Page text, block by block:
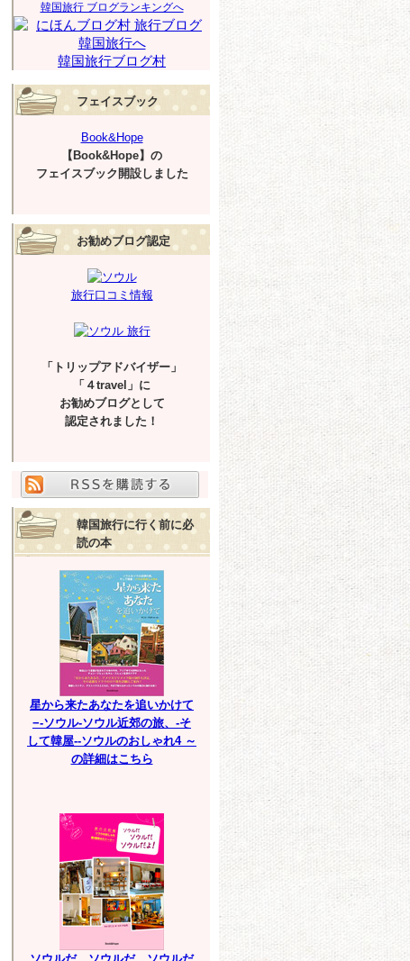
韓国旅行 ブログランキングへ
韓国旅行ブログ村
フェイスブック
Book&Hope
【Book&Hope】の
フェイスブック開設しました
お勧めブログ認定
旅行口コミ情報
「トリップアドバイザー」
「４travel」に
お勧めブログとして
認定されました！
韓国旅行に行く前に必
読の本
星から来たあなたを追いかけて
−-ソウル-ソウル近郊の旅、-そ
して韓屋--ソウルのおしゃれ4 ～
の詳細はこちら